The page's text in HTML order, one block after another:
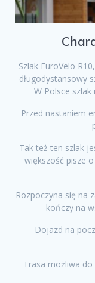
Szlak EuroVelo
długodystansowy
W Polsce
Przed nastaniem
Tak też ten szlak
większość pisze
Rozpoczyna się na
kończy na
Dojazd na
Trasa możliwa